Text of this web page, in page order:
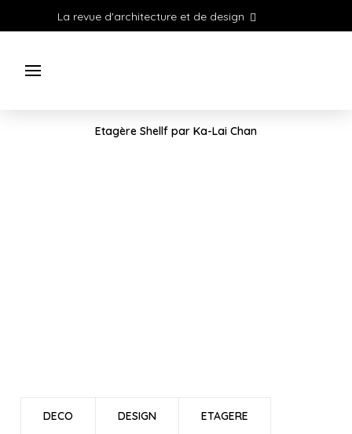
La revue d'architecture et de design
Etagère Shellf par Ka-Lai Chan
DECO DESIGN ETAGERE